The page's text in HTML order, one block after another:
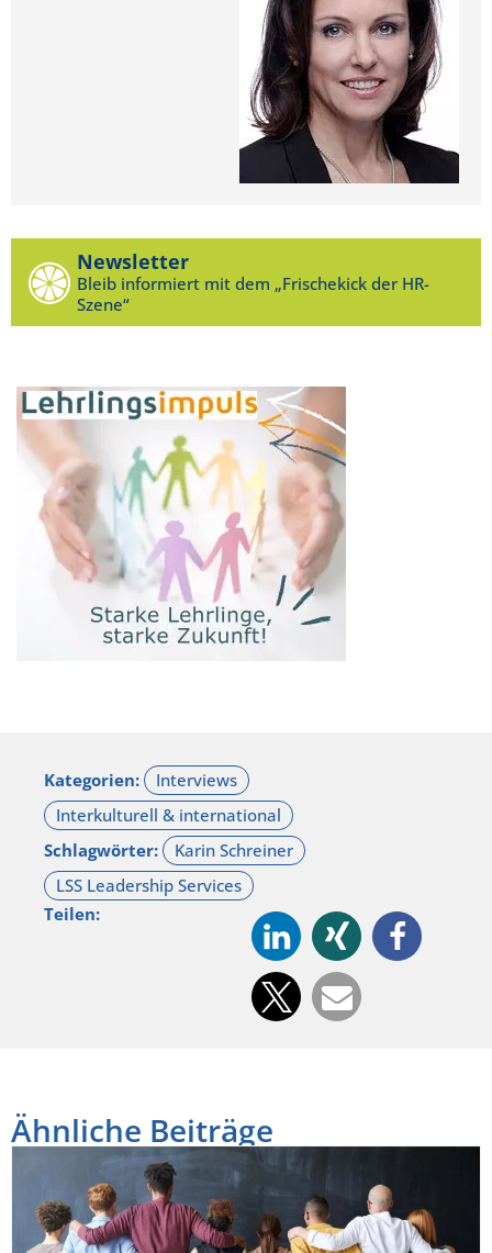
Newsletter
Bleib informiert mit dem „Frischekick der HR-
Szene“
Kategorien:
Schlagwörter:
Teilen:
Ähnliche Beiträge